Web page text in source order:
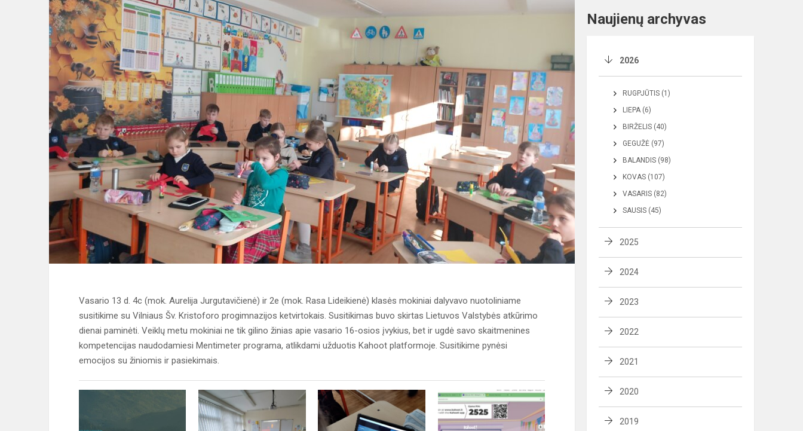
Vasario 13 d. 4c (mok. Aurelija Jurgutavičienė) ir 2e (mok. Rasa Lideikienė) klasės mokiniai dalyvavo nuotoliniame
susitikime su Vilniaus Šv. Kristoforo progimnazijos ketvirtokais. Susitikimas buvo skirtas Lietuvos Valstybės atkūrimo
dienai paminėti. Veiklų metu mokiniai ne tik gilino žinias apie vasario 16-osios įvykius, bet ir ugdė savo skaitmenines
kompetencijas naudodamiesi Mentimeter programa, atlikdami užduotis Kahoot platformoje. Susitikime pynėsi
emocijos su žiniomis ir pasiekimais.
Naujienų archyvas
2026
RUGPJŪTIS (1)
LIEPA (6)
BIRŽELIS (40)
GEGUŽĖ (97)
BALANDIS (98)
KOVAS (107)
VASARIS (82)
SAUSIS (45)
2025
2024
2023
2022
2021
2020
2019